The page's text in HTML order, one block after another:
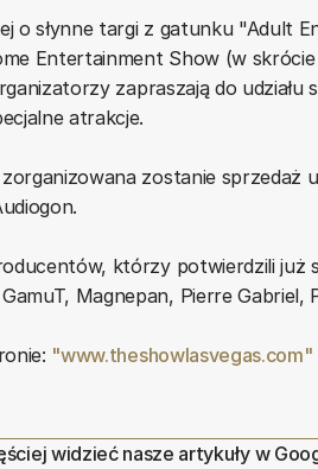
o słynne targi z gatunku "Adult
Entertainment Show (w
zapraszają do
atrakcje.
zostanie sprzedaż
którzy potwierdzili już
Magnepan, Pierre
"www.theshowlasvegas.com"
widzieć nasze artykuły w